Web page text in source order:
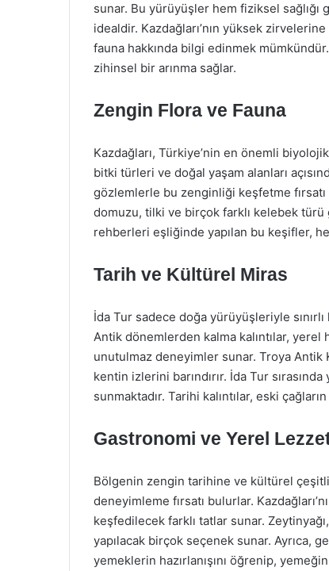
sunar. Bu yürüyüşler hem fiziksel
idealdir. Kazdağları’nın yüksek
fauna hakkında bilgi edinmek
zihinsel bir arınma sağlar.
Zengin Flora ve Fauna
Kazdağları, Türkiye’nin en önemli
bitki türleri ve doğal yaşam alanları
gözlemlerle bu zenginliği keşfetme
domuzu, tilki ve birçok farklı kelebek türü
rehberleri eşliğinde yapılan bu keşifler,
Tarih ve Kültürel Miras
İda Tur sadece doğa yürüyüşleriyle
Antik dönemlerden kalma kalıntılar, yerel
unutulmaz deneyimler sunar. Troya Antik
kentin izlerini barındırır. İda Tur
sunmaktadır. Tarihi kalıntılar, eski
Gastronomi ve Yerel
Bölgenin zengin tarihine ve kültürel
deneyimleme fırsatı bulurlar.
keşfedilecek farklı tatlar sunar.
yapılacak birçok seçenek sunar. Ayrıca,
yemeklerin hazırlanışını öğrenip,